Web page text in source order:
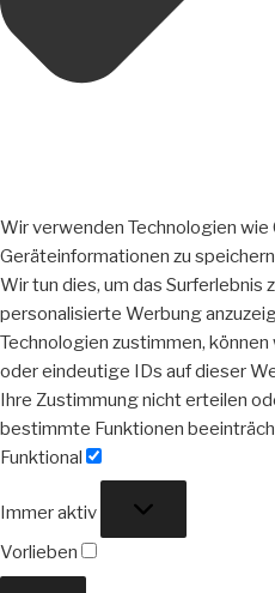
Wir verwenden Technologien wie
Geräteinformationen zu
Wir tun dies, um das Surferlebnis
personalisierte Werbung
Technologien zustimmen,
oder eindeutige IDs auf dieser
Ihre Zustimmung nicht erteilen
bestimmte Funktionen
Funktional
Immer aktiv
Vorlieben